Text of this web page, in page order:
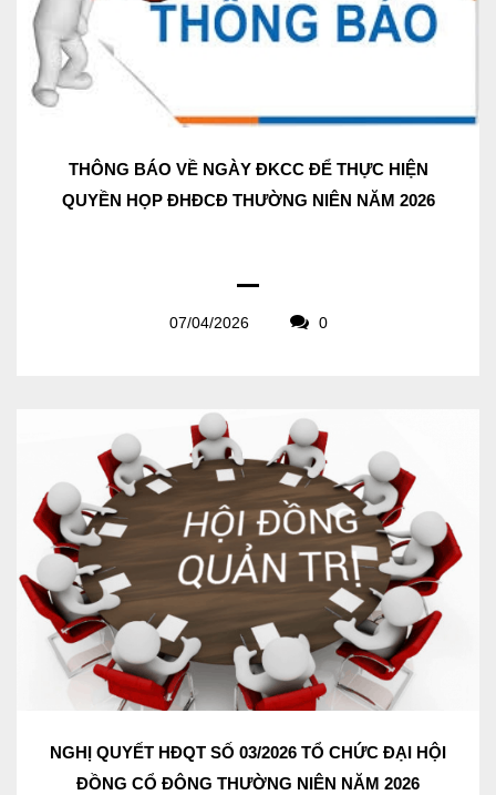
THÔNG BÁO VỀ NGÀY ĐKCC ĐỂ THỰC HIỆN
QUYỀN HỌP ĐHĐCĐ THƯỜNG NIÊN NĂM 2026
07/04/2026 0
NGHỊ QUYẾT HĐQT SỐ 03/2026 TỔ CHỨC ĐẠI HỘI
ĐỒNG CỔ ĐÔNG THƯỜNG NIÊN NĂM 2026